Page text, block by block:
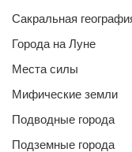
Сакральная
Города на Луне
Места силы
Мифические земли
Подводные города
Подземные города